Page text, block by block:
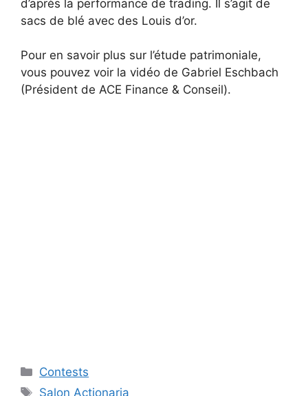
d’après la performance de trading. Il s’agit de
sacs de blé avec des Louis d’or.
Pour en savoir plus sur l’étude patrimoniale,
vous pouvez voir la vidéo de Gabriel Eschbach
(Président de ACE Finance & Conseil).
Categories
Contests
Tags
Salon Actionaria